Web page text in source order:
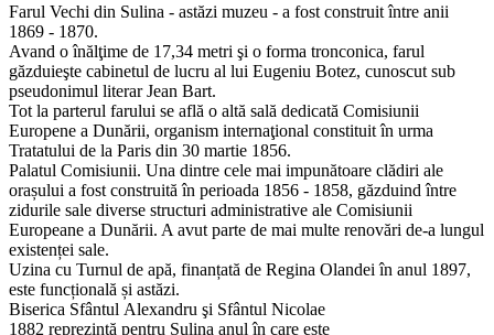
Farul Vechi din Sulina - astăzi muzeu - a fost construit între anii
1869 - 1870.
Avand o înălţime de 17,34 metri şi o forma tronconica, farul
găzduieşte cabinetul de lucru al lui Eugeniu Botez, cunoscut sub
pseudonimul literar Jean Bart.
Tot la parterul farului se află o altă sală dedicată Comisiunii
Europene a Dunării, organism internaţional constituit în urma
Tratatului de la Paris din 30 martie 1856.
Palatul Comisiunii. Una dintre cele mai impunătoare clădiri ale
orașului a fost construită în perioada 1856 - 1858, găzduind între
zidurile sale diverse structuri administrative ale Comisiunii
Europeane a Dunării. A avut parte de mai multe renovări de-a lungul
existenței sale.
Uzina cu Turnul de apă, finanțată de Regina Olandei în anul 1897,
este funcțională și astăzi.
Biserica Sfântul Alexandru şi Sfântul Nicolae
1882 reprezintă pentru Sulina anul în care este